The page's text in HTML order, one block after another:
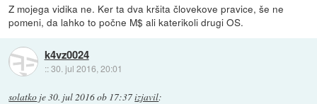
Z mojega vidika ne. Ker ta dva kršita človekove pravice, še ne
pomeni, da lahko to počne M$ ali katerikoli drugi OS.
k4vz0024
::30. jul 2016, 20:01
solatko je30. jul 2016 ob 17:37izjavil: